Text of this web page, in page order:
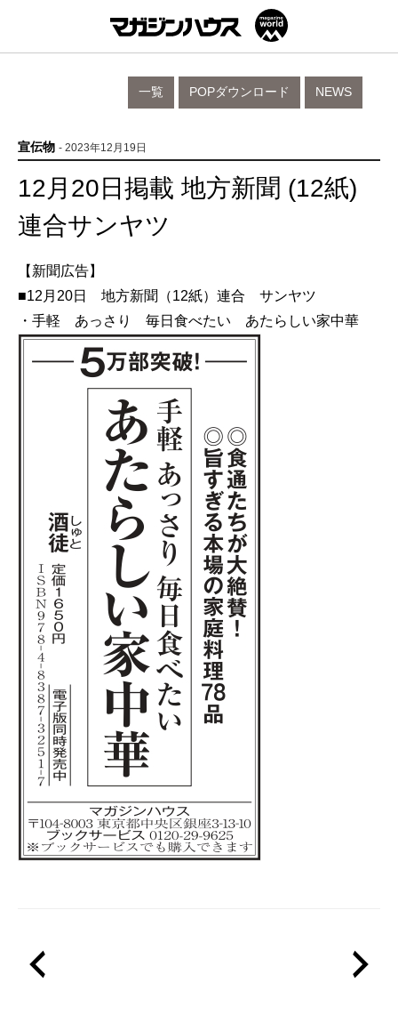
NEWS
POPダウンロード
一覧
宣伝物 - 2023年12月19日
12月20日掲載 地方新聞 (12紙)
連合サンヤツ
【新聞広告】
■12月20日 地方新聞（12紙）連合 サンヤツ
・手軽 あっさり 毎日食べたい あたらしい家中華